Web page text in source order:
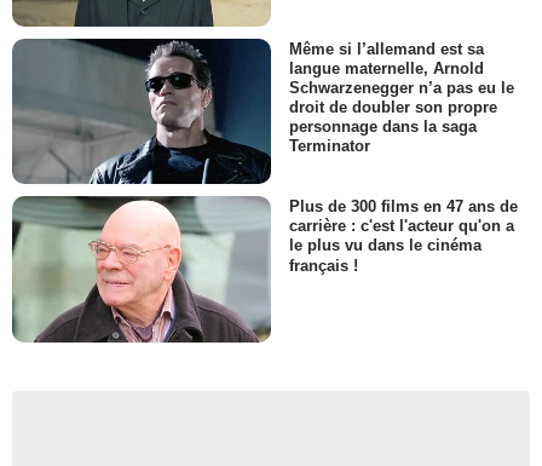
Même si l’allemand est sa
langue maternelle, Arnold
Schwarzenegger n’a pas eu le
droit de doubler son propre
personnage dans la saga
Terminator
Plus de 300 films en 47 ans de
carrière : c'est l'acteur qu'on a
le plus vu dans le cinéma
français !